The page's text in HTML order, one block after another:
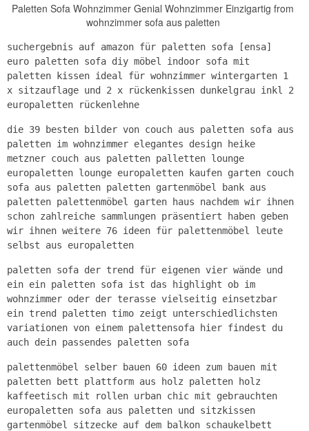
Paletten Sofa Wohnzimmer Genial Wohnzimmer Einzigartig from
wohnzimmer sofa aus paletten
suchergebnis auf amazon für paletten sofa [ensa]
euro paletten sofa diy möbel indoor sofa mit
paletten kissen ideal für wohnzimmer wintergarten 1
x sitzauflage und 2 x rückenkissen dunkelgrau inkl 2
europaletten rückenlehne
die 39 besten bilder von couch aus paletten sofa aus
paletten im wohnzimmer elegantes design heike
metzner couch aus paletten palletten lounge
europaletten lounge europaletten kaufen garten couch
sofa aus paletten paletten gartenmöbel bank aus
paletten palettenmöbel garten haus nachdem wir ihnen
schon zahlreiche sammlungen präsentiert haben geben
wir ihnen weitere 76 ideen für palettenmöbel leute
selbst aus europaletten
paletten sofa der trend für eigenen vier wände und
ein ein paletten sofa ist das highlight ob im
wohnzimmer oder der terasse vielseitig einsetzbar
ein trend paletten timo zeigt unterschiedlichsten
variationen von einem palettensofa hier findest du
auch dein passendes paletten sofa
palettenmöbel selber bauen 60 ideen zum bauen mit
paletten bett plattform aus holz paletten holz
kaffeetisch mit rollen urban chic mit gebrauchten
europaletten sofa aus paletten und sitzkissen
gartenmöbel sitzecke auf dem balkon schaukelbett